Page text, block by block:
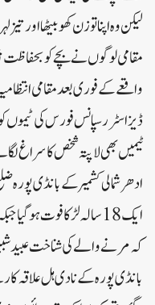
لیکن وہ اپنا توزن کھو بیٹھا اور
مقامی لوگوں نے بچے کو بحفاظت
واقعے کے فوری بعد مقامی
ڈیزاسٹر رسپانس فورس کی
ٹیمیں بھی لاپتہ شخص کا سراغ
ادھرشمالی کشمیر کے بانڈی
ایک 18 سالہ لڑکا فوت ہو
کہ مرنے والے کی شناخت عبید
بانڈی پورہ کے نادی ہل علاقہ کا